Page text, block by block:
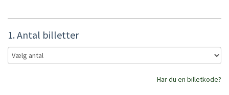
1. Antal billetter
Har du en billetkode?